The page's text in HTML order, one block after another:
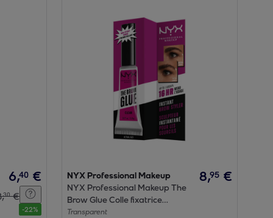
6,40 €
,30 €
-22%
NYX Professional Makeup
NYX Professional Makeup The
Brow Glue Colle fixatrice
sourcils Transparent
Transparent
8,95 €